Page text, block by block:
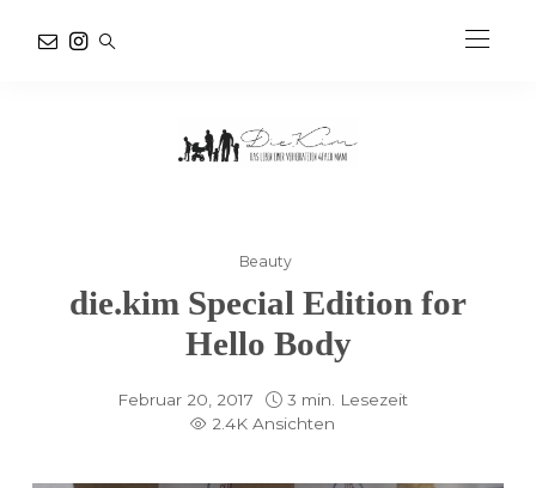
Beauty
die.kim Special Edition for
Hello Body
Februar 20, 2017
3 min. Lesezeit
2.4K Ansichten